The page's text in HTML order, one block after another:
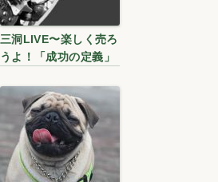
三洞LIVE〜楽しく売ろ
うよ！「成功の定義」